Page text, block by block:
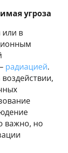
угроза
в
радиацией.
важно, но